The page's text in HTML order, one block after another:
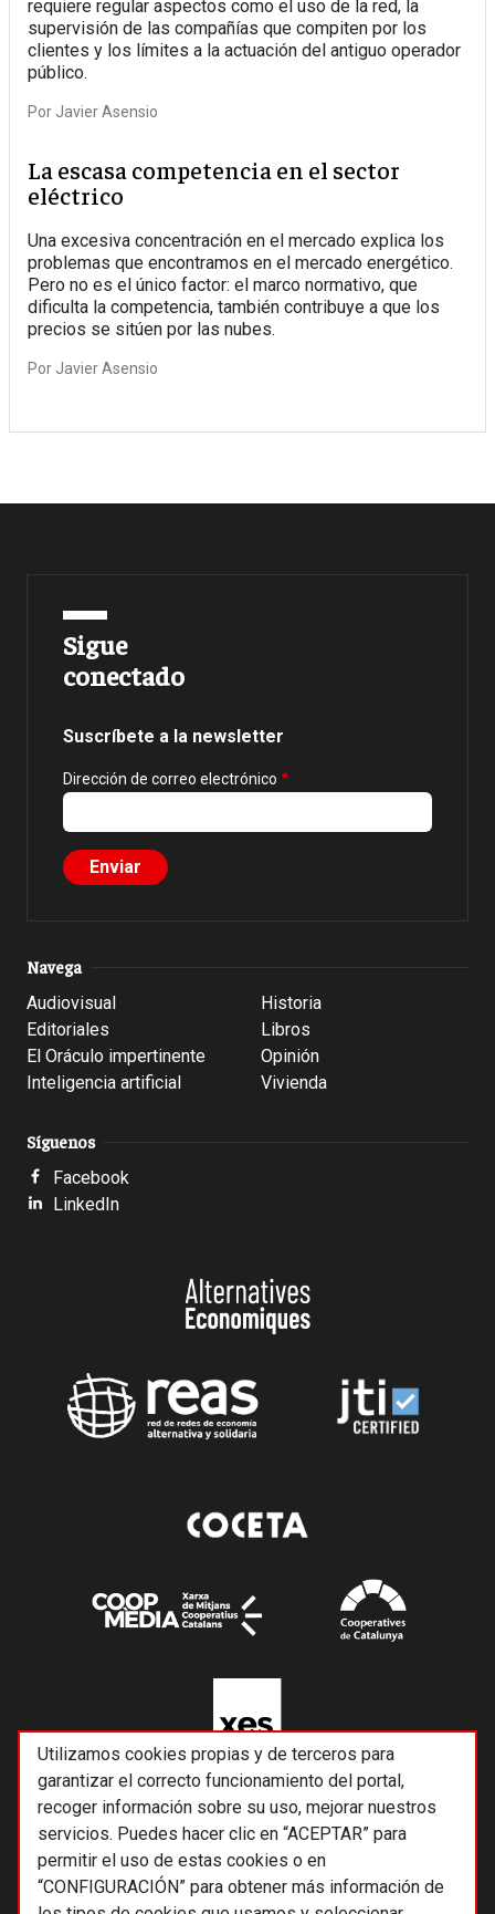
Utilizamos cookies propias y de terceros para
garantizar el correcto funcionamiento del portal,
recoger información sobre su uso, mejorar nuestros
servicios. Puedes hacer clic en “ACEPTAR” para
permitir el uso de estas cookies o en
“CONFIGURACIÓN” para obtener más información de
requiere regular aspectos como el uso de la red, la
supervisión de las compañías que compiten por los
clientes y los límites a la actuación del antiguo operador
público.
Por Javier Asensio
La escasa competencia en el sector
eléctrico
Una excesiva concentración en el mercado explica los
problemas que encontramos en el mercado energético.
Pero no es el único factor: el marco normativo, que
dificulta la competencia, también contribuye a que los
precios se sitúen por las nubes.
Por Javier Asensio
Sigue
conectado
Suscríbete a la newsletter
Dirección de correo electrónico
Navega
Audiovisual
Editoriales
El Oráculo impertinente
Inteligencia artificial
Historia
Libros
Opinión
Vivienda
Síguenos
Facebook
LinkedIn